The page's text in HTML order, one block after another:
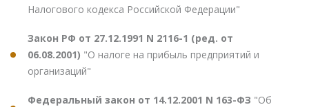
Налогового кодекса Российской Федерации"
Закон РФ от 27.12.1991 N 2116-1 (ред. от
06.08.2001) "О налоге на прибыль предприятий и
организаций"
Федеральный закон от 14.12.2001 N 163-ФЗ "Об